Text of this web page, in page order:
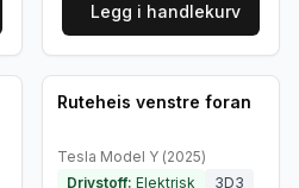
Legg i handlekurv
Brukt - som ny
Bedrift
Ruteheis venstre foran
Tesla Model Y (2025)
Drivstoff: Elektrisk
3D3